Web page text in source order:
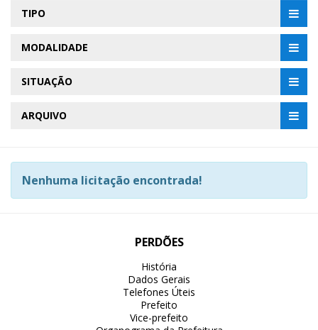
TIPO
MODALIDADE
SITUAÇÃO
ARQUIVO
Nenhuma licitação encontrada!
PERDÕES
História
Dados Gerais
Telefones Úteis
Prefeito
Vice-prefeito